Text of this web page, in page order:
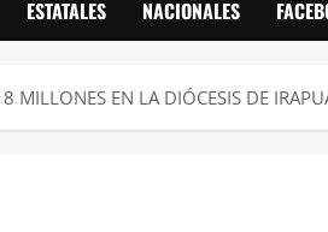
ESTATALES NACIONALES
MILLONES EN LA DIÓCESIS DE